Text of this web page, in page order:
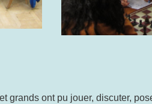
grands ont pu jouer, discuter,